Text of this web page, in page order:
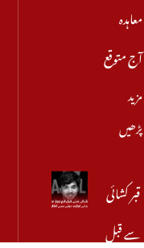
معاہدہ
آج متوقع
مزید
پڑھیں
قبر کشائی
سے قبل